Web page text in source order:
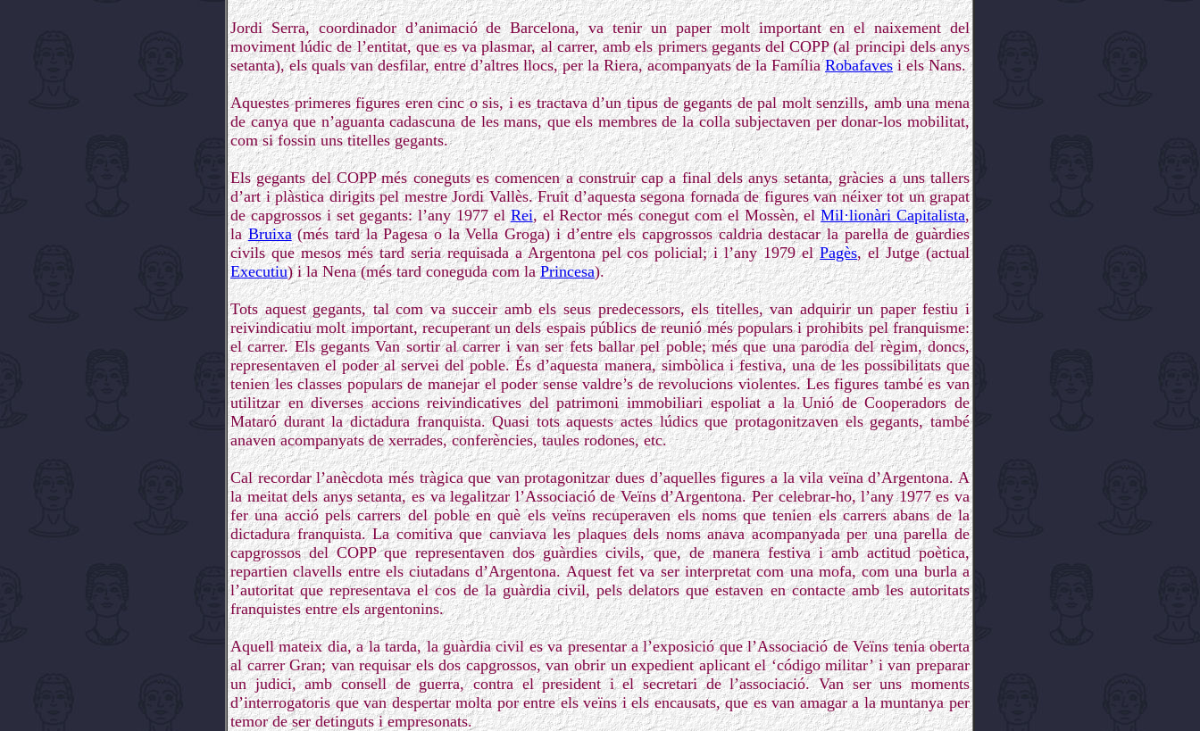
Jordi Serra, coordinador d’animació de Barcelona, va tenir un paper molt important en el naixement del
moviment lúdic de l’entitat, que es va plasmar, al carrer, amb els primers gegants del COPP (al principi dels anys
setanta), els quals van desfilar, entre d’altres llocs, per la Riera, acompanyats de la FamíliaRobafavesi els Nans.
Aquestes primeres figures eren cinc o sis, i es tractava d’un tipus de gegants de pal molt senzills, amb una mena
de canya que n’aguanta cadascuna de les mans, que els membres de la colla subjectaven per donar-los mobilitat,
com si fossin uns titelles gegants.
Els gegants del COPP més coneguts es comencen a construir cap a final dels anys setanta, gràcies a uns tallers
d’art i plàstica dirigits pel mestre Jordi Vallès. Fruit d’aquesta segona fornada de figures van néixer tot un grapat
de capgrossos i set gegants: l’any 1977 elRei, el Rector més conegut com el Mossèn, elMil·lionàri Capitalista,
laBruixa(més tard la Pagesa o la Vella Groga) i d’entre els capgrossos caldria destacar la parella de guàrdies
civils que mesos més tard seria requisada a Argentona pel cos policial; i l’any 1979 elPagès, el Jutge (actual
Executiu) i la Nena (més tard coneguda com laPrincesa).
Tots aquest gegants, tal com va succeir amb els seus predecessors, els titelles, van adquirir un paper festiu i
reivindicatiu molt important, recuperant un dels espais públics de reunió més populars i prohibits pel franquisme:
el carrer. Els gegants Van sortir al carrer i van ser fets ballar pel poble; més que una parodia del règim, doncs,
representaven el poder al servei del poble. És d’aquesta manera, simbòlica i festiva, una de les possibilitats que
tenien les classes populars de manejar el poder sense valdre’s de revolucions violentes. Les figures també es van
utilitzar en diverses accions reivindicatives del patrimoni immobiliari espoliat a la Unió de Cooperadors de
Mataró durant la dictadura franquista. Quasi tots aquests actes lúdics que protagonitzaven els gegants, també
anaven acompanyats de xerrades, conferències, taules rodones, etc.
Cal recordar l’anècdota més tràgica que van protagonitzar dues d’aquelles figures a la vila veïna d’Argentona. A
la meitat dels anys setanta, es va legalitzar l’Associació de Veïns d’Argentona. Per celebrar-ho, l’any 1977 es va
fer una acció pels carrers del poble en què els veïns recuperaven els noms que tenien els carrers abans de la
dictadura franquista. La comitiva que canviava les plaques dels noms anava acompanyada per una parella de
capgrossos del COPP que representaven dos guàrdies civils, que, de manera festiva i amb actitud poètica,
repartien clavells entre els ciutadans d’Argentona. Aquest fet va ser interpretat com una mofa, com una burla a
l’autoritat que representava el cos de la guàrdia civil, pels delators que estaven en contacte amb les autoritats
franquistes entre els argentonins.
Aquell mateix dia, a la tarda, la guàrdia civil es va presentar a l’exposició que l’Associació de Veïns tenia oberta
al carrer Gran; van requisar els dos capgrossos, van obrir un expedient aplicant el ‘código militar’ i van preparar
un judici, amb consell de guerra, contra el president i el secretari de l’associació. Van ser uns moments
d’interrogatoris que van despertar molta por entre els veïns i els encausats, que es van amagar a la muntanya per
temor de ser detinguts i empresonats.